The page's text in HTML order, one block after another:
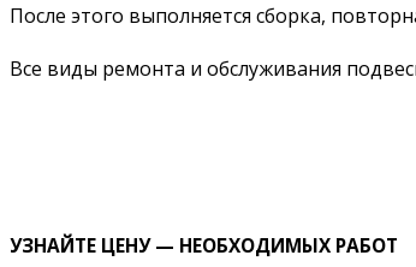
После этого выполняется сборка,
Все виды ремонта и обслуживания
УЗНАЙТЕ ЦЕНУ — НЕОБХОДИМЫХ РАБОТ